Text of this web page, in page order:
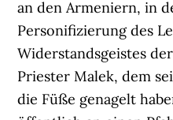
an den Armeniern, in
Personifizierung des
Widerstandsgeistes
Priester Malek, dem
die Füße genagelt